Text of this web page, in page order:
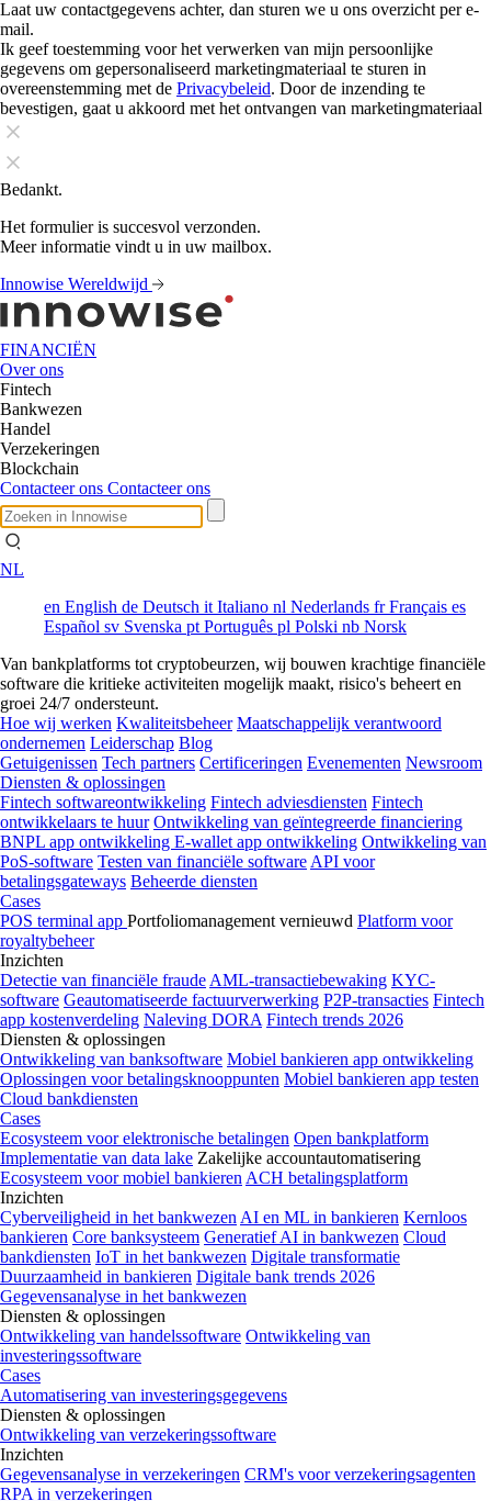
Laat uw contactgegevens achter, dan sturen we u ons overzicht per e-
mail.
Ik geef toestemming voor het verwerken van mijn persoonlijke
gegevens om gepersonaliseerd marketingmateriaal te sturen in
overeenstemming met de Privacybeleid. Door de inzending te
bevestigen, gaat u akkoord met het ontvangen van marketingmateriaal
Bedankt.
Het formulier is succesvol verzonden.
Meer informatie vindt u in uw mailbox.
Innowise Wereldwijd
FINANCIËN
Over ons
Fintech
Bankwezen
Handel
Verzekeringen
Blockchain
Contacteer ons Contacteer ons
NL
en English de Deutsch it Italiano nl Nederlands frFrançais es
Español sv Svenska pt Português pl Polski nb Norsk
Van bankplatforms tot cryptobeurzen, wij bouwen krachtige financiële
software die kritieke activiteiten mogelijk maakt, risico's beheert en
groei 24/7 ondersteunt.
Hoe wij werken Kwaliteitsbeheer Maatschappelijk verantwoord
ondernemen Leiderschap Blog
Getuigenissen Tech partners Certificeringen Evenementen Newsroom
Diensten & oplossingen
Fintech softwareontwikkeling Fintech adviesdiensten Fintech
ontwikkelaars te huur Ontwikkeling van geïntegreerde financiering
BNPL app ontwikkeling E-wallet app ontwikkeling Ontwikkeling van
PoS-software Testen van financiële software API voor
betalingsgateways Beheerde diensten
Cases
POS terminal app Portfoliomanagement vernieuwd Platform voor
royaltybeheer
Inzichten
Detectie van financiële fraude AML-transactiebewaking KYC-
software Geautomatiseerde factuurverwerking P2P-transacties Fintech
app kostenverdeling Naleving DORA Fintech trends 2026
Diensten & oplossingen
Ontwikkeling van banksoftware Mobiel bankieren app ontwikkeling
Oplossingen voor betalingsknooppunten Mobiel bankieren app testen
Cloud bankdiensten
Cases
Ecosysteem voor elektronische betalingen Open bankplatform
Implementatie van data lake Zakelijke accountautomatisering
Ecosysteem voor mobiel bankieren ACH betalingsplatform
Inzichten
Cyberveiligheid in het bankwezen AI en ML in bankieren Kernloos
bankieren Core banksysteem Generatief AI in bankwezen Cloud
bankdiensten IoT in het bankwezen Digitale transformatie
Duurzaamheid in bankieren Digitale bank trends 2026
Gegevensanalyse in het bankwezen
Diensten & oplossingen
Ontwikkeling van handelssoftware Ontwikkeling van
investeringssoftware
Cases
Automatisering van investeringsgegevens
Diensten & oplossingen
Ontwikkeling van verzekeringssoftware
Inzichten
Gegevensanalyse in verzekeringen CRM's voor verzekeringsagenten
RPA in verzekeringen